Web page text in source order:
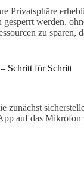
Privatsphäre
werden,
zu
Schritt für Schritt
zunächst
auf das